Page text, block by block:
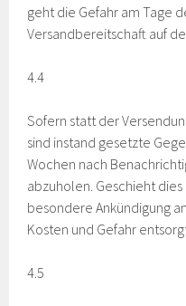
geht die Gefahr am Tage
Versandbereitschaft auf
4.4
Sofern statt der
sind instand gesetzte
Wochen nach
abzuholen. Geschieht
besondere Ankündigung
Kosten und Gefahr
4.5